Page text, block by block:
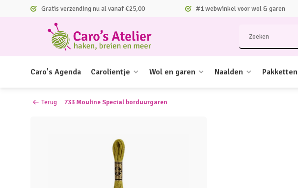
Gratis verzending nu al vanaf €25,00 #1 webwinkel voor wol & garen
Caro's Agenda Carolientje Wol en garen Naalden Pakketten
Terug 733 Mouline Special borduurgaren